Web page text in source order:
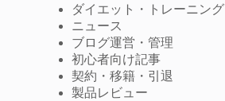
ダイエット・トレーニング
ニュース
ブログ運営・管理
初心者向け記事
契約・移籍・引退
製品レビュー